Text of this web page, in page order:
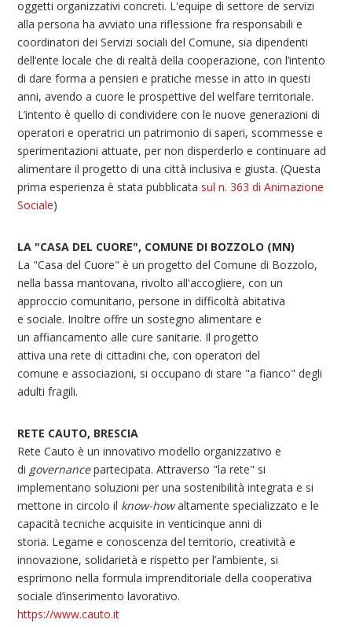
oggetti organizzativi concreti. L'equipe di settore de servizi
alla persona ha avviato una riflessione fra responsabili e
coordinatori dei Servizi sociali del Comune, sia dipendenti
dell’ente locale che di realtà della cooperazione, con l’intento
di dare forma a pensieri e pratiche messe in atto in questi
anni, avendo a cuore le prospettive del welfare territoriale.
L’intento è quello di condividere con le nuove generazioni di
operatori e operatrici un patrimonio di saperi, scommesse e
sperimentazioni attuate, per non disperderlo e continuare ad
alimentare il progetto di una città inclusiva e giusta. (Questa
prima esperienza è stata pubblicata sul n. 363 di Animazione
Sociale)
LA "CASA DEL CUORE", COMUNE DI BOZZOLO (MN)
La "Casa del Cuore" è un progetto del Comune di Bozzolo,
nella bassa mantovana, rivolto all'accogliere, con un
approccio comunitario, persone in difficoltà abitativa
e sociale. Inoltre offre un sostegno alimentare e
un affiancamento alle cure sanitarie. Il progetto
attiva una rete di cittadini che, con operatori del
comune e associazioni, si occupano di stare "a fianco" degli
adulti fragili.
RETE CAUTO, BRESCIA
Rete Cauto è un innovativo modello organizzativo e
di governancepartecipata. Attraverso "la rete" si
implementano soluzioni per una sostenibilità integrata e si
mettone in circolo il know-howaltamente specializzato e le
capacità tecniche acquisite in venticinque anni di
storia. Legame e conoscenza del territorio, creatività e
innovazione, solidarietà e rispetto per l’ambiente, si
esprimono nella formula imprenditoriale della cooperativa
sociale d’inserimento lavorativo.
https://www.cauto.it